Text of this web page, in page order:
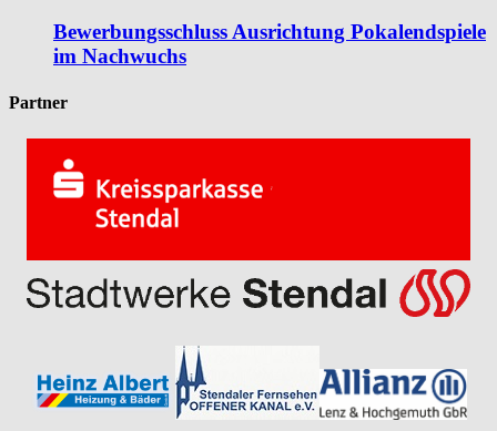
Bewerbungsschluss Ausrichtung Pokalendspiele
im Nachwuchs
Partner